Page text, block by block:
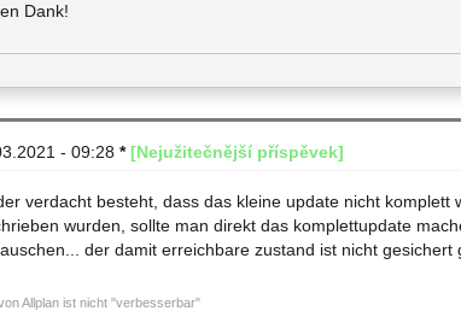
Dank!
- 09:28 * [Nejužitečnější příspěvek]
verdacht besteht, dass das kleine update nicht
wurden, sollte man direkt das komplettupdate
der damit erreichbare zustand ist nicht gesichert
Allplan ist nicht "verbesserbar"